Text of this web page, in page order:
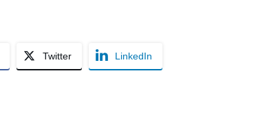
Twitter LinkedIn